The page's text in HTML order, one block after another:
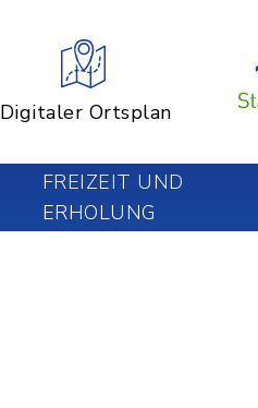
Digitaler Ortsplan
FREIZEIT UND
ERHOLUNG